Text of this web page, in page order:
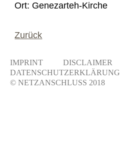
Ort: Genezarteh-Kirche
Zurück
IMPRINT
DISCLAIMER
DATENSCHUTZERKLÄRUNG
© NETZANSCHLUSS 2018